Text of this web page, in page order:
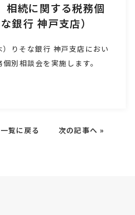
相続に関する税務個
銀行 神戸支店）
）りそな銀行 神戸支店におい
別相談会を実施します。
一覧に戻る 次の記事へ »